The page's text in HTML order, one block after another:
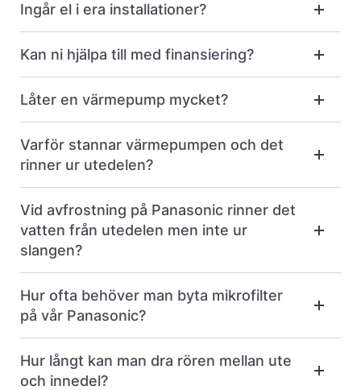
Ingår el i era installationer?
Kan ni hjälpa till med finansiering?
Låter en värmepump mycket?
Varför stannar värmepumpen och det
rinner ur utedelen?
Vid avfrostning på Panasonic rinner det
vatten från utedelen men inte ur
slangen?
Hur ofta behöver man byta mikrofilter
på vår Panasonic?
Hur långt kan man dra rören mellan ute
och innedel?